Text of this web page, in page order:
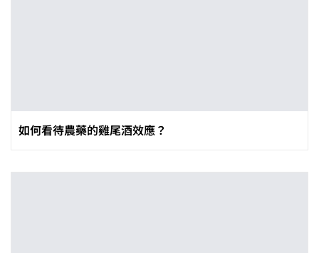
如何看待農藥的雞尾酒效應？